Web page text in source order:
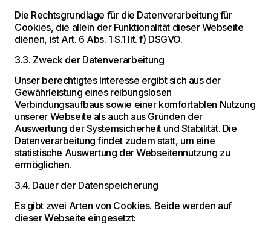
Die Rechtsgrundlage für die Datenverarbeitung für
Cookies, die allein der Funktionalität dieser Webseite
dienen, ist Art. 6 Abs. 1 S.1 lit. f) DSGVO.
3.3. Zweck der Datenverarbeitung
Unser berechtigtes Interesse ergibt sich aus der
Gewährleistung eines reibungslosen
Verbindungsaufbaus sowie einer komfortablen Nutzung
unserer Webseite als auch aus Gründen der
Auswertung der Systemsicherheit und Stabilität. Die
Datenverarbeitung findet zudem statt, um eine
statistische Auswertung der Webseitennutzung zu
ermöglichen.
3.4. Dauer der Datenspeicherung
Es gibt zwei Arten von Cookies. Beide werden auf
dieser Webseite eingesetzt: